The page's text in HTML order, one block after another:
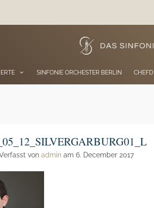
SINFONIE ORCHESTER BERLIN
von admin am 6. December 2017